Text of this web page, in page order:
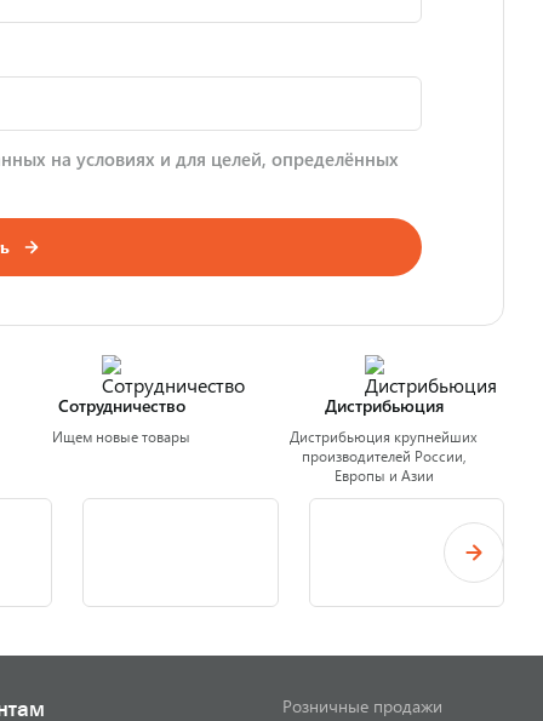
на условиях и для целей, определённых
Сотрудничество
Ищем новые товары
Дистрибьюция
Дистрибьюция крупнейших
производителей России,
Европы и Азии
Розничные продажи